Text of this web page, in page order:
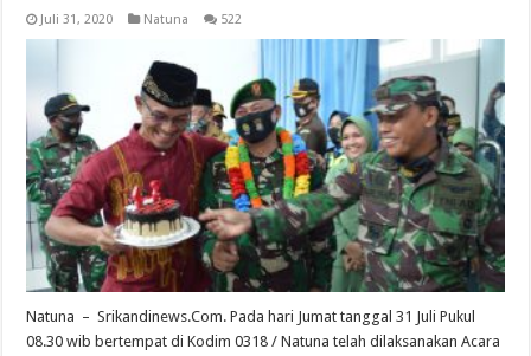
Juli 31, 2020 Natuna 522
Natuna – Srikandinews.Com. Pada hari Jumat tanggal 31 Juli Pukul
08.30 wib bertempat di Kodim 0318 / Natuna telah dilaksanakan Acara